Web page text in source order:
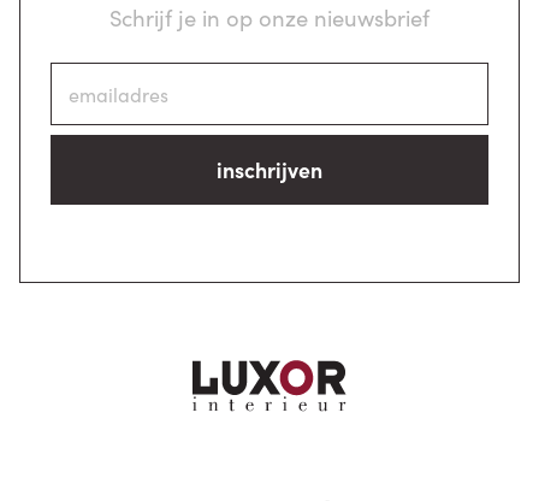
Schrijf je in op onze nieuwsbrief
inschrijven